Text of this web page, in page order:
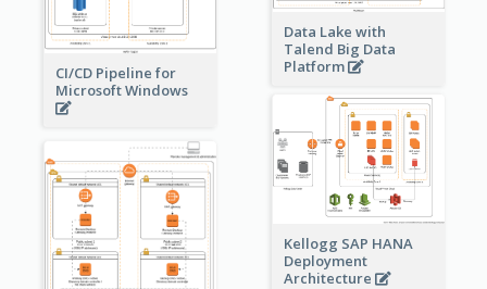
CI/CD Pipeline for
Microsoft Windows
Data Lake with
Talend Big Data
Platform
Kellogg SAP HANA
Deployment
Architecture